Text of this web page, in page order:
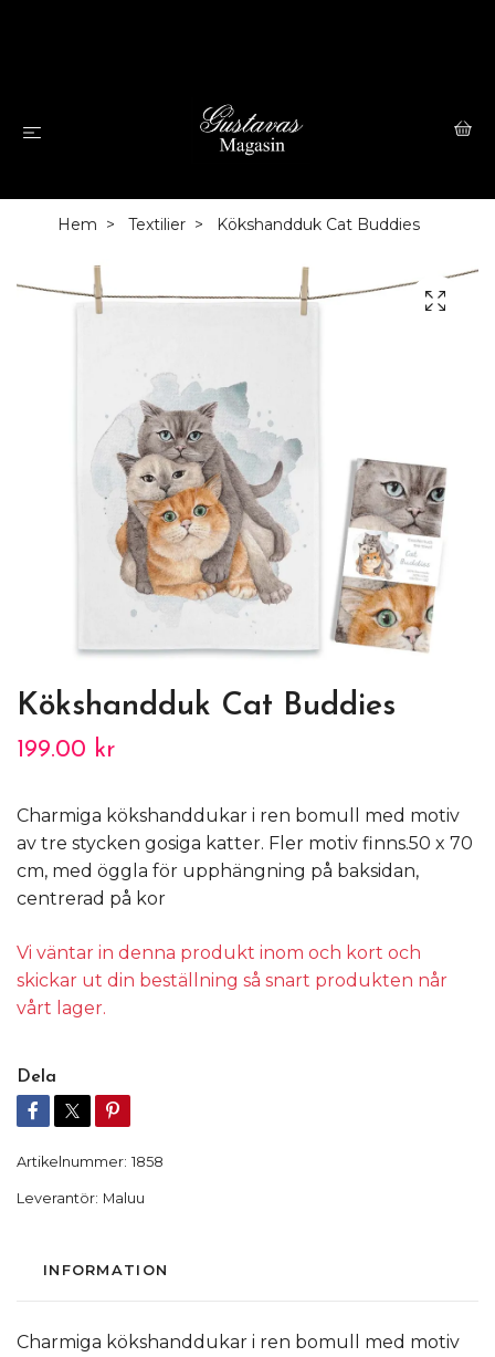
Hem Textilier Kökshandduk Cat Buddies
Kökshandduk Cat Buddies
199.00 kr
Charmiga kökshanddukar i ren bomull med motiv
av tre stycken gosiga katter. Fler motiv finns.50 x 70
cm, med öggla för upphängning på baksidan,
centrerad på kor
Vi väntar in denna produkt inom och kort och
skickar ut din beställning så snart produkten når
vårt lager.
Dela
Artikelnummer: 1858
Leverantör: Maluu
INFORMATION
Charmiga kökshanddukar i ren bomull med motiv